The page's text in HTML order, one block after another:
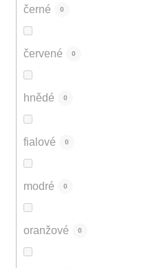
černé 0
červené 0
hnědé 0
fialové 0
modré 0
oranžové 0